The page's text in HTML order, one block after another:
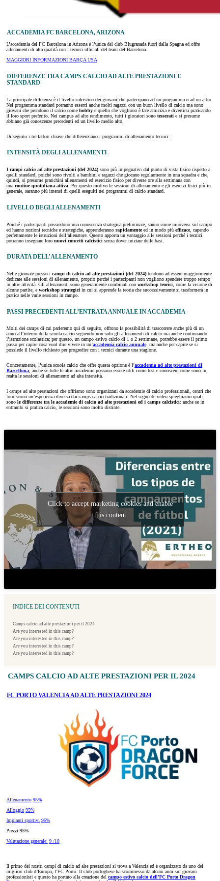
ACCADEMIA FC BARCELONA, ARIZONA
L’accademia del FC Barcelona in Arizona è l’unica del club Blugranada fuori dalla Spagna ed offre
allenamenti di alta qualità con i tecnici ufficiali del team del Barcelona.
MAGGIORI INFORMAZIONI BARÇA USA
DIFFERENZE TRA CAMPS CALCIO AD ALTE PRESTAZIONI E
STANDARD
La principale differenza è il livello calcistico dei giovani che partecipano ad un programma o ad un altro.
Nel programma standard potranno esserci anche molti ragazzi con un buon livello di calcio ma sono
giovani che prendono il calcio come hobby e quello che vogliono è fare amicizia e divertirsi praticando
il loro sport preferito. Nei campus ad alto rendimento, tutti i giocatori sono tesserati e si presume
abbiano già conoscenze precedenti ed un livello medio alto.
Di seguito i tre fattori chiave che differenziano i programmi di allenamento tecnici:
INTENSITÀ DEGLI ALLENAMENTI
I campi calcio ad alte prestazioni (del 2024) sono più impegnativi dal punto di vista fisico rispetto a
quelli standard, poiché sono rivolti a bambini e ragazzi che giocano regolarmente in una squadra e che,
quindi, si presume pratichini allenamenti ed esercizio fisico per diverse ore alla settimana con
una routine quotidiana attiva . Per questo motivo le sessioni di allenamento e gli esercizi fisici più in
generale, saranno più intensi di quelli eseguiti nei programmi di calcio standard.
LIVELLO DEGLI ALLENAMENTI
Poiché i partecipanti possiedono una conoscenza strategica preliminare, sanno come muoversi sul campo
ed hanno nozioni tecniche e strategiche, apprenderanno rapidamenteed in modo più efficace, capendo
perfettamente le istruzioni dell’allenatore. Questo apporta un vantaggio alle sessioni perché i tecnici
potranno insegnare loro nuovi concetti calcistici senza dover iniziare delle basi.
DURATA DELL’ALLENAMENTO
Nelle giornate presso i campi di calcio ad alte prestazioni (del 2024) tendono ad essere maggiormente
dedicate alle sessioni di allenamento, proprio perché i partecipanti non vogliono spendere troppo tempo
in altre attività. Gli allenamenti sono generalmente combinati con workshop teorici , come la visione di
alcune partite, e workshop strategici in cui si apprende la teoria che successivamente si trasformerá in
pratica nelle varie sessioni in campo.
PASSI PRECEDENTI ALL’ENTRATA ANNUALE IN ACCADEMIA
Molti dei camps di cui parleremo qui di seguito, offrono la possibilità di trascorrere anche più di un
anno all’interno della scuola calcio seguendo non solo gli allenamenti di calcio ma anche continuando
l’istruzione scolastica; per questo, un campo estivo calcio di 1 o 2 settimane, potrebbe essere il primo
passo per capire cosa vuol dire vivere in un’accademia calcio annualema anche per capire se si
possiede il livello richiesto per progredire con i tecnici durante una stagione.
Concretamente, l’unica scuola calcio che offre questa opzione è l’accademia ad alte prestazioni di
Barcellona, ​​anche se tutte le altre accademie possono essere utili come test e conoscere come sono in
realtá le sessioni di allenamento ad alta intensità.
I camps ad alte prestazioni che offriamo sono organizzati da accademie di calcio professionali, centri che
forniscono un’esperienza diversa dai camps calcio tradizionali. Nel seguente video spieghiamo quali
sono le differenze tra le accademie di calcio ad alte prestazioni ed i camps calcistici: anche se in
entrambi si pratica calcio, le sessioni sono molto distinte.
Click to accept marketing cookies and enable
this content
INDICE DEI CONTENUTI
Camps calcio ad alte prestazioni per il 2024
Are you interested in this camp?
Are you interested in this camp?
Are you interested in this camp?
Are you interested in this camp?
CAMPS CALCIO AD ALTE PRESTAZIONI PER IL 2024
FC PORTO VALENCIA AD ALTE PRESTAZIONI 2024
Allenamento 95%
Alloggio 95%
Impianti sportivi 95%
Prezzi 95%
Valutazione generale: 9 /10
Il primo dei nostri campi di calcio ad alte prestazioni si trova a Valencia ed è organizzato da uno dei
migliori club d’Europa, l’FC Porto. Il club portoghese ha scommesso da alcuni anni sui giovani
professionisti e questo ha portato alla creazione del campo estivo calcio dell’FC Porto Dragon